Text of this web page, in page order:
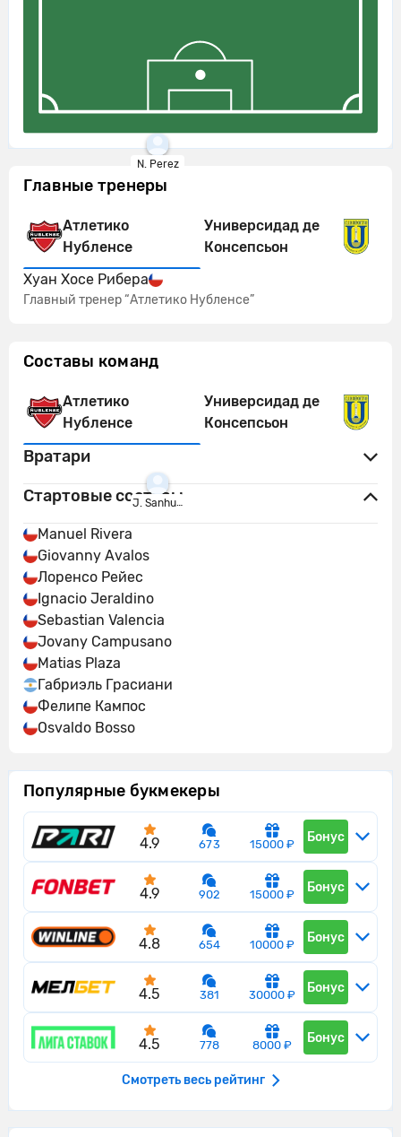
N. Perez
J. Sanhueza
Главные тренеры
Атлетико
Нубленсе
Универсидад де
Консепсьон
Хуан Хосе Рибера
Главный тренер “Атлетико Нубленсе”
Составы команд
Атлетико
Нубленсе
Универсидад де
Консепсьон
Вратари
Стартовые составы
Manuel Rivera
Giovanny Avalos
Лоренсо Рейес
Ignacio Jeraldino
Sebastian Valencia
Jovany Campusano
Matias Plaza
Габриэль Грасиани
Фелипе Кампос
Osvaldo Bosso
Популярные букмекеры
4.9 673 15000 ₽ Бонус
4.9 902 15000 ₽ Бонус
4.8 654 10000 ₽ Бонус
4.5 381 30000 ₽ Бонус
4.5 778 8000 ₽ Бонус
Смотреть весь рейтинг